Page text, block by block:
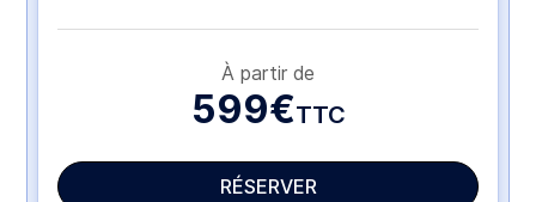
À partir de
599€TTC
RÉSERVER